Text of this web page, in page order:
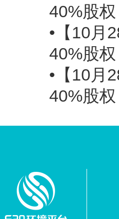
40%股
•【10月
40%股
•【10月
40%股